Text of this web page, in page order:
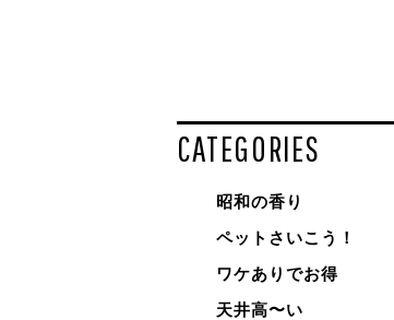
CATEGORIES
昭和の香り
ペットさいこう！
ワケありでお得
天井高〜い